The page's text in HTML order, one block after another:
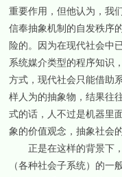
重要作用，但他认为，我
信奉抽象机制的自发秩序
险的。因为在现代社会中
系统媒介类型的程序知识
方式，现代社会只能借助
样人为的抽象物，结果往
式的话，人不过是机器里
象的价值观念，抽象社会
正是在这样的背景下，
（各种社会子系统）的一